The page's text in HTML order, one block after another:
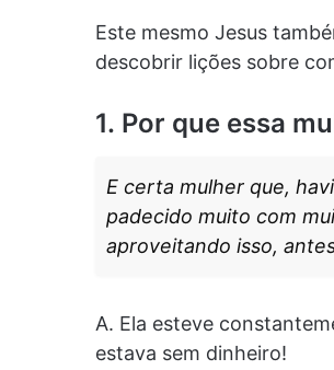
Este mesmo Jesus
descobrir lições sobre
1. Por que essa
E certa mulher que,
padecido muito com
aproveitando isso,
A. Ela esteve
estava sem dinheiro!